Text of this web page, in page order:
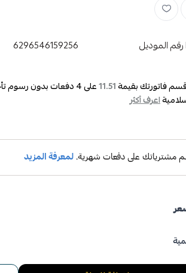
رقم الموديل 6296546159256
فاتورتك بقيمة11.51على4دفعات بدون رسوم
اعرف أكثر